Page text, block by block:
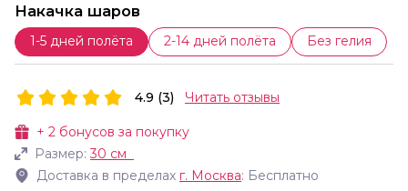
Накачка шаров
1-5 дней полёта 2-14 дней полёта Без гелия
+ 2 бонусов за покупку
Размер:30 см
Доставка в пределах г. Москва: Бесплатно
4.9 (3) Читать отзывы